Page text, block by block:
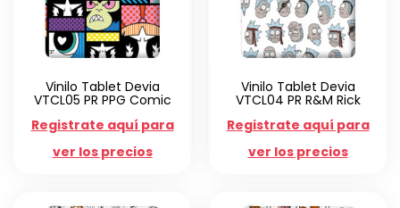
Vinilo Tablet Devia
VTCL05 PR PPG Comic
Registrate aquí para
ver los precios
Vinilo Tablet Devia
VTCL04 PR R&M Rick
Registrate aquí para
ver los precios